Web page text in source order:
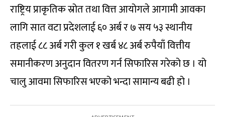
राष्ट्रिय प्राकृतिक स्रोत तथा वित्त आयोगले आगामी आवका
लागि सात वटा प्रदेशलाई ६० अर्ब र ७ सय ५३ स्थानीय
तहलाई ८८ अर्ब गरी कुल १ खर्ब ४८ अर्ब रुपैयाँ वित्तीय
समानीकरण अनुदान वितरण गर्न सिफारिस गरेको छ । यो
चालु आवमा सिफारिस भएको भन्दा सामान्य बढी हो ।